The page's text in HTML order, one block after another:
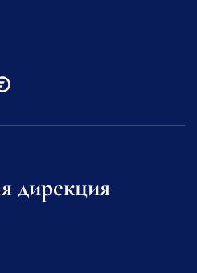
дирекция